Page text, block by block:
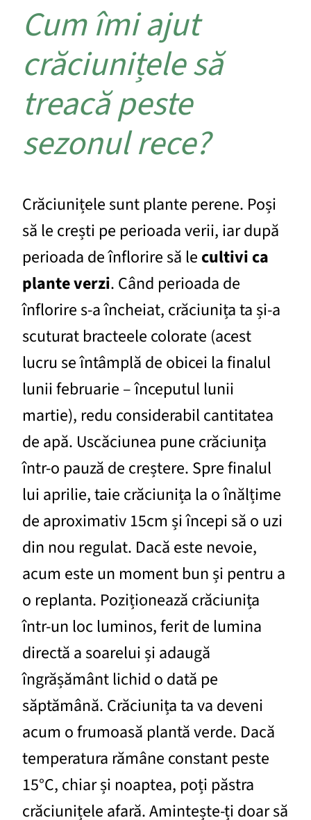
Cum îmi ajut
crăciunițele să
treacă peste
sezonul rece?
Crăciunițele sunt plante perene. Poși
să le crești pe perioada verii, iar după
perioada de înflorire să le cultivi ca
plante verzi. Când perioada de
înflorire s-a încheiat, crăciunița ta și-a
scuturat bracteele colorate (acest
lucru se întâmplă de obicei la finalul
lunii februarie – începutul lunii
martie), redu considerabil cantitatea
de apă. Uscăciunea pune crăciunița
într-o pauză de creștere. Spre finalul
lui aprilie, taie crăciunița la o înălțime
de aproximativ 15cm și începi să o uzi
din nou regulat. Dacă este nevoie,
acum este un moment bun și pentru a
o replanta. Poziționează crăciunița
într-un loc luminos, ferit de lumina
directă a soarelui și adaugă
îngrășământ lichid o dată pe
săptămână. Crăciunița ta va deveni
acum o frumoasă plantă verde. Dacă
temperatura rămâne constant peste
15°C, chiar și noaptea, poți păstra
crăciunițele afară. Amintește-ți doar să